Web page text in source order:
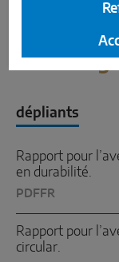
dépliants
Rapport pour
en durabilité.
PDF FR
Rapport pour
circular.